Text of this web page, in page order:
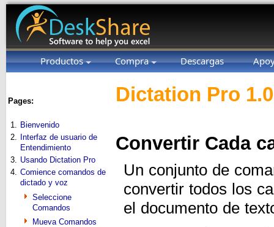
Productos Compra Descargas
Pages:
1. Bienvenido
2.
Interfaz de usuario de
Entendimiento
3. Usando Dictation Pro
4. Comience comandos de
dictado y voz
Seleccione
Comandos
Mueva Comandos
Dictation Pro
Convertir Cada
Un conjunto de
convertir todos los
el documento de